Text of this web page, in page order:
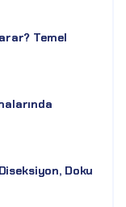
Temel
Doku